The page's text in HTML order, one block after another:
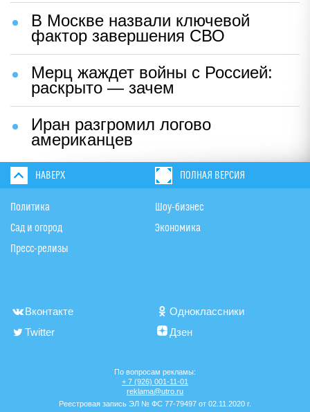
В Москве назвали ключевой
фактор завершения СВО
Мерц жаждет войны с Россией:
раскрыто — зачем
Иран разгромил логово
американцев
НАВЕРХ ПОЛНАЯ ВЕРСИЯ
Политика
Сад и огород
Пресс-релизы
Шоу-бизнес
Экономика
Вконтакте
Одноклассники
Twitter
Дзен
По вопросам рекламы:
+ 7 (926) 001-11-01
reklama@utro.ru
Реестровая запись ЭЛ № ФС 77-79497 от 02.11.2020 г.